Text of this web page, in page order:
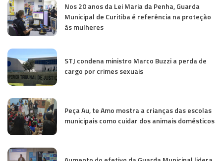
Nos 20 anos da Lei Maria da Penha, Guarda
Municipal de Curitiba é referência na proteção
às mulheres
STJ condena ministro Marco Buzzi a perda de
cargo por crimes sexuais
Peça Au, te Amo mostra a crianças das escolas
municipais como cuidar dos animais domésticos